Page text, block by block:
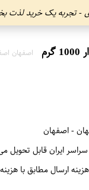
- تجربه یک خرید
اصفهان
-اصفهان
سراسر ایران قابل تحویل
هزینه ارسال مطابق با